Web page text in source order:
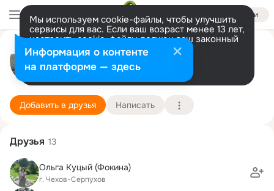
Войти
Мы используем cookie-файлы, чтобы улучшить
сервисы для вас. Если ваш возраст менее 13 лет,
настроить cookie-файлы должен ваш законный
представитель. Больше информации
Разрешить все Настроить
Михаил Белецкий
Санкт-Петербург
236 школа
Подробнее
Добавить в друзья Написать
Друзья 13
Ольга Куцый (Фокина)
г. Чехов-Серпухов
Информация о контенте
на платформе — здесь